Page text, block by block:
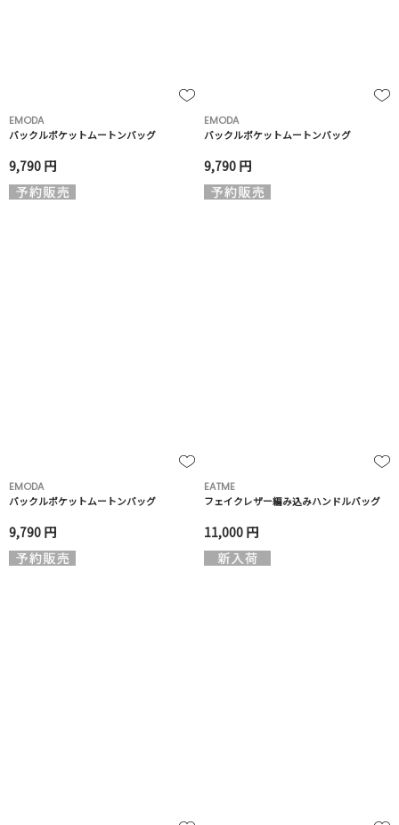
EMODA
バックルポケットムートンバッグ
9,790 円
EMODA
バックルポケットムートンバッグ
9,790 円
EMODA
バックルポケットムートンバッグ
9,790 円
EATME
フェイクレザー編み込みハンドルバッグ
11,000 円